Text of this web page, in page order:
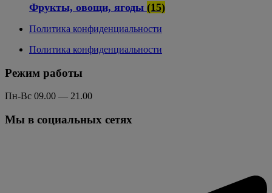
Фрукты, овощи, ягоды (15)
Политика конфиденциальности
Политика конфиденциальности
Режим работы
Пн-Вс 09.00 — 21.00
Мы в социальных сетях